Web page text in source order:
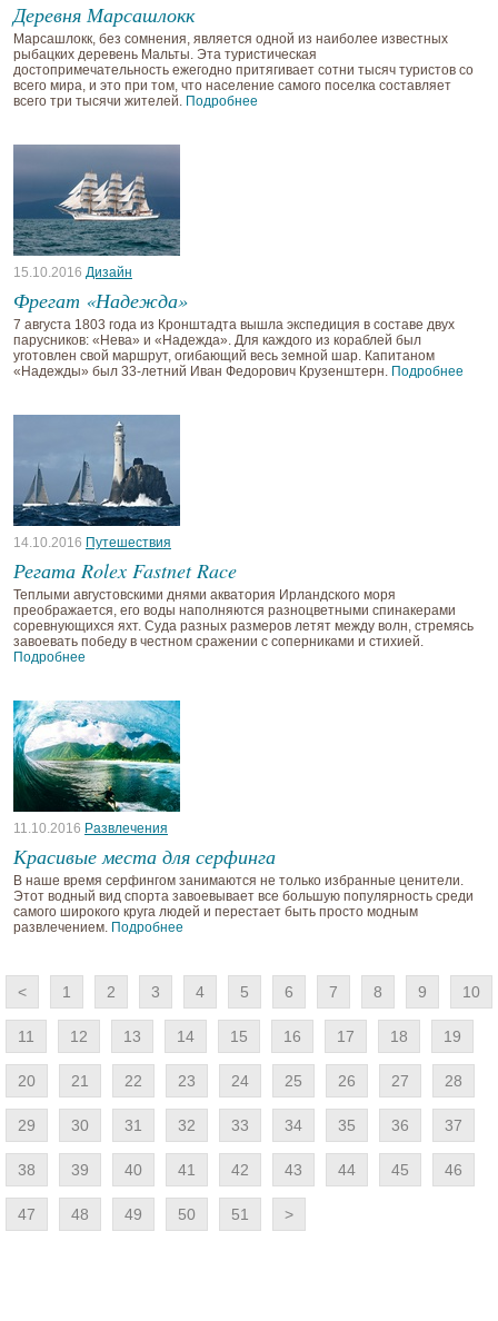
Деревня Марсашлокк
Марсашлокк, без сомнения, является одной из наиболее известных
рыбацких деревень Мальты. Эта туристическая
достопримечательность ежегодно притягивает сотни тысяч туристов со
всего мира, и это при том, что население самого поселка составляет
всего три тысячи жителей. Подробнее
15.10.2016 Дизайн
Фрегат «Надежда»
7 августа 1803 года из Кронштадта вышла экспедиция в составе двух
парусников: «Нева» и «Надежда». Для каждого из кораблей был
уготовлен свой маршрут, огибающий весь земной шар. Капитаном
«Надежды» был 33-летний Иван Федорович Крузенштерн. Подробнее
14.10.2016 Путешествия
Регата Rolex Fastnet Race
Теплыми августовскими днями акватория Ирландского моря
преображается, его воды наполняются разноцветными спинакерами
соревнующихся яхт. Суда разных размеров летят между волн, стремясь
завоевать победу в честном сражении с соперниками и стихией.
Подробнее
11.10.2016 Развлечения
Красивые места для серфинга
В наше время серфингом занимаются не только избранные ценители.
Этот водный вид спорта завоевывает все большую популярность среди
самого широкого круга людей и перестает быть просто модным
развлечением. Подробнее
< 1 2 3 4 5 6 7 8 9 10
11 12 13 14 15 16 17 18 19
20 21 22 23 24 25 26 27 28
29 30 31 32 33 34 35 36 37
38 39 40 41 42 43 44 45 46
47 48 49 50 51 >